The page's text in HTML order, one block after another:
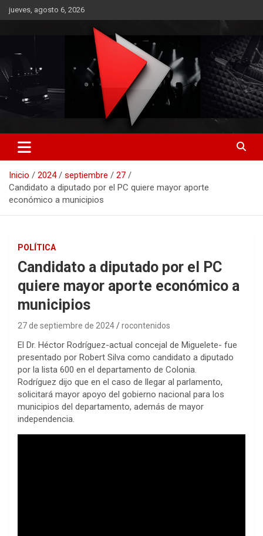
Saltar
al
jueves, agosto 6, 2026
RO CONTENIDOS
Inicio 2024 septiembre
27
Candidato a diputado por el PC quiere mayor aporte
económico a municipios
POLÍTICA
Candidato a diputado por el PC
quiere mayor aporte económico a
municipios
27 de septiembre de 2024 rocontenidos
El Dr. Héctor Rodríguez-actual concejal de Miguelete- fue
presentado por Robert Silva como candidato a diputado
por la lista 600 en el departamento de Colonia.
Rodríguez dijo que en el caso de llegar al parlamento,
solicitará mayor apoyo del gobierno nacional para los
municipios del departamento, además de mayor
independencia.